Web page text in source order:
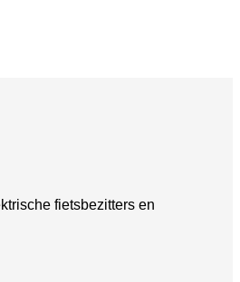
fietsbezitters en